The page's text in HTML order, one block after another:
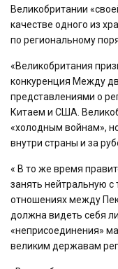
Великобритании
качестве одного из
по региональному
«Великобритания
конкуренция Между
представлениями о
Китаем и США.
«холодным войнам»,
внутри страны и за
« В то же время
занять нейтральную с
отношениях между
должна видеть себя
«неприсоединения»
великим державам